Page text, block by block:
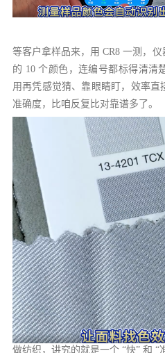
等客户拿样品来，用 CR8 一测，
的 10 个颜色，连编号都标得清清
用再凭感觉猜、靠眼睛盯，效率
准确度，比咱反复比对靠谱多了。
做纺织，讲究的就是一个 “快” 和 “